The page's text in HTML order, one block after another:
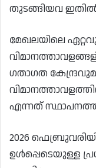
തുടങ്ങിയവ ഇതിൽ
മേഖലയിലെ
ഗതാഗത
എന്നത്
2026
ഉൾപ്പെടെയുള്ള